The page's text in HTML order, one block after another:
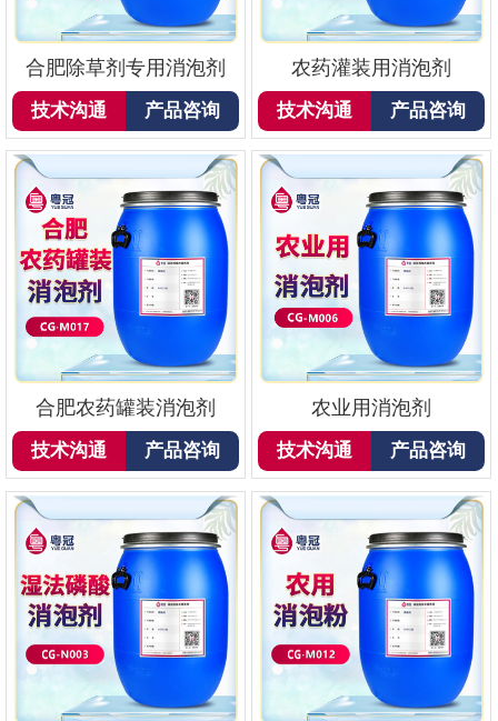
合肥除草剂专用消泡剂
技术沟通 产品咨询
农药灌装用消泡剂
技术沟通 产品咨询
合肥农药罐装消泡剂
技术沟通 产品咨询
农业用消泡剂
技术沟通 产品咨询